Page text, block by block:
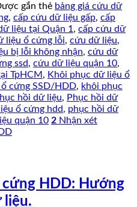
gắn thẻ bảng giá cứu dữ
, cấp cứu dữ liệu gấp, cấp
liệu tại Quận 1 , cấp cứu dữ
liệu ổ cứng lỗi, cứu dữ liệu,
bị lỗi không nhận, cứu dữ
ssd, cứu dữ liệu quận 10,
TpHCM, Khôi phục dữ liệu ổ
cứng SSD/HDD, khôi phục
hồi dữ liệu, Phục hồi dữ
ổ cứng hdd, phục hồi dữ
quận 10 2 Nhận xét
HDD: Hướng
liệu.